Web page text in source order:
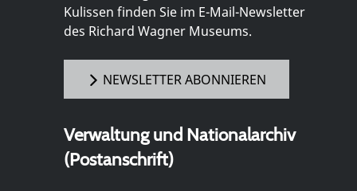
Kulissen finden Sie im E-Mail-Newsletter
des Richard Wagner Museums.
NEWSLETTER ABONNIEREN
Verwaltung und Nationalarchiv
(Postanschrift)